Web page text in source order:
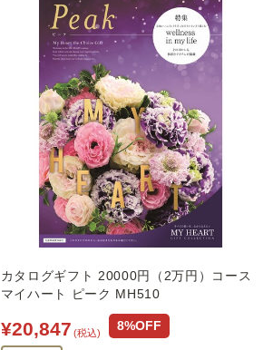
カタログギフト 20000円（2万円）コース
マイハート ピーク MH510
¥20,847 (税込) 8%OFF